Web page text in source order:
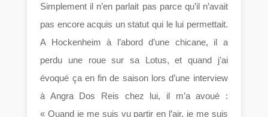
Simplement il n’en parlait pas parce qu’il n’avait
pas encore acquis un statut qui le lui permettait.
A Hockenheim à l’abord d’une chicane, il a
perdu une roue sur sa Lotus, et quand j’ai
évoqué ça en fin de saison lors d’une interview
à Angra Dos Reis chez lui, il m’a avoué :
« Quand je me suis vu partir en l’air, je me suis